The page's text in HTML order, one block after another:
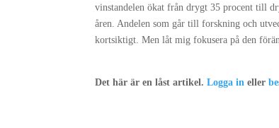
vinstandelen ökat från drygt 35 procent till
åren. Andelen som går till forskning och
kortsiktigt. Men låt mig fokusera på den
Det här är en låst artikel.Logga in eller